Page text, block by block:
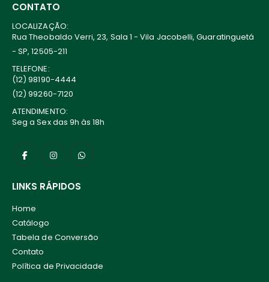
CONTATO
LOCALIZAÇÃO:
Rua Theobaldo Verri, 23, Sala 1 - Vila Jacobelli, Guaratinguetá
- SP, 12505-211
TELEFONE:
(12) 98190-4444
(12) 99260-7120
ATENDIMENTO:
Seg a Sex das 9h às 18h
LINKS RÁPIDOS
Home
Catálogo
Tabela de Conversão
Contato
Política de Privacidade